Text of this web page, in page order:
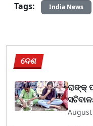
Tags: India News
ଦେଶ
ରାଙ୍କ୍